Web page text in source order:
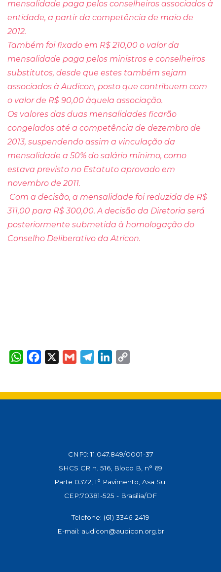
mensalidade paga pelos conselheiros associados à
entidade, a partir da competência de maio de
2012.
Também foi fixado em R$ 210,00 o valor da
mensalidade paga pelos ministros e conselheiros
substitutos, desde que estes também sejam
associados à Audicon, posto que contribuem com
o valor de R$ 90,00 àquela associação.
Os valores das duas mensalidades ficarão
congelados até a competência de dezembro de
2013, suspendendo assim a vinculação da
mensalidade a 50% do salário mínimo, como
estava previsto no Estatuto aprovado em
novembro de 2011.
Com a decisão, a mensalidade foi reduzida de R$
311,00 para R$ 300,00. A decisão da Diretoria será
posteriormente submetida à homologação do
Conselho Deliberativo da Atricon.
W
h
A
p
F
a
o
o
X
G
m
T
e
r
a
L
d
I
i
n
CNPJ: 11.047.849/0001-37
SHCS CR n. 516, Bloco B, n° 69
Parte 0372, 1° Pavimento, Asa Sul
CEP:70381-525 - Brasília/DF
Telefone: (61) 3346-2419
E-mail: audicon@audicon.org.br